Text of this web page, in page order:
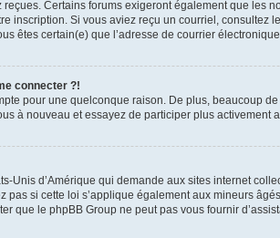
Certains forums exigeront également que
inscription. Si vous aviez reçu un courriel,
êtes certain(e) que l’adresse de courrier
connecter ?!
pour une quelconque raison. De plus, beaucoup
à nouveau et essayez de participer plus activement
Unis d’Amérique qui demande aux sites internet
si cette loi s’applique également aux mineurs
que le phpBB Group ne peut pas vous fournir